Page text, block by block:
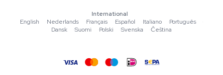
Redaktionelle Standards
Tools & Rechner
International
English
·Nederlands ·Français ·Español ·Italiano ·Português
·
Dansk
·Suomi ·Polski ·Svenska ·Čeština